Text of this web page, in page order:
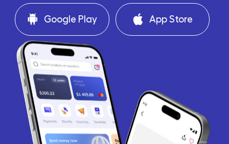
Google Play App Store